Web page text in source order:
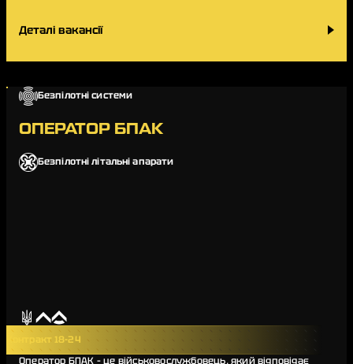
Деталі вакансії
Безпілотні системи
ОПЕРАТОР БПАК
Безпілотні літальні апарати
Контракт 18-24
Оператор БПАК – це військовослужбовець, який відповідає